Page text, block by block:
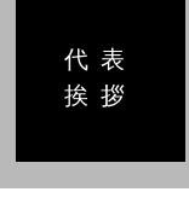
代表
挨拶